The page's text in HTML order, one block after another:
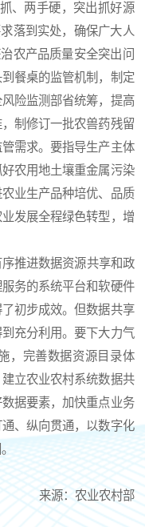
、两手硬，突出抓好源
落到实处，确保广大人
农产品质量安全突出问
餐桌的监管机制，制定
险监测部省统筹，提高
制修订一批农兽药残留
需求。要指导生产主体
农用地土壤重金属污染
业生产品种培优、品质
发展全程绿色转型，增
推进数据资源共享和政
务的系统平台和软硬件
初步成效。但数据共享
充分利用。要下大力气
，完善数据资源目录体
立农业农村系统数据共
据要素，加快重点业务
、纵向贯通，以数字化
来源：农业农村部